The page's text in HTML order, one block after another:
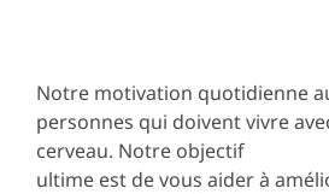
Notre motivation quotidienne
personnes qui doivent vivre
cerveau. Notre objectif
ultime est de vous aider à